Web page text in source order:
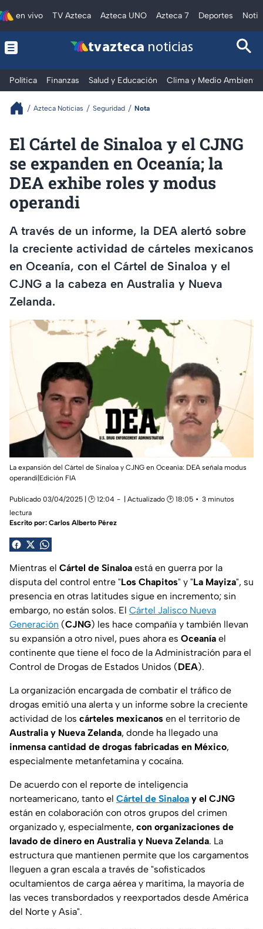
en vivo TV Azteca Azteca UNO Azteca 7 Deportes
tv azteca noticias
Política Finanzas Salud y Educación Clima y Medio Ambiente
Azteca Noticias Seguridad Nota
El Cártel de Sinaloa y el CJNG
se expanden en Oceanía; la
DEA exhibe roles y modus
operandi
A través de un informe, la DEA alertó sobre
la creciente actividad de cárteles mexicanos
en Oceanía, con el Cártel de Sinaloa y el
CJNG a la cabeza en Australia y Nueva
Zelanda.
La expansión del Cártel de Sinaloa y CJNG en Oceanía: DEA señala modus
operandi| Edición FIA
Publicado 03/04/2025 | 🕑 12:04 | Actualizado 🕑 18:05
3 minutos
lectura
Escrito por: Carlos Alberto Pérez
Mientras el Cártel de Sinaloa está en guerra por la
disputa del control entre "Los Chapitos" y "La Mayiza", su
presencia en otras latitudes sigue en incremento; sin
embargo, no están solos. El Cártel Jalisco Nueva
Generación (CJNG) les hace compañía y también llevan
su expansión a otro nivel, pues ahora es Oceanía el
continente que tiene el foco de la Administración para el
Control de Drogas de Estados Unidos (DEA).
La organización encargada de combatir el tráfico de
drogas emitió una alerta y un informe sobre la creciente
actividad de los cárteles mexicanos en el territorio de
Australia y Nueva Zelanda, donde ha llegado una
inmensa cantidad de drogas fabricadas en México,
especialmente metanfetamina y cocaína.
De acuerdo con el reporte de inteligencia
norteamericano, tanto el Cártel de Sinaloa y el CJNG
están en colaboración con otros grupos del crimen
organizado y, especialmente, con organizaciones de
lavado de dinero en Australia y Nueva Zelanda. La
estructura que mantienen permite que los cargamentos
lleguen a gran escala a través de "sofisticados
ocultamientos de carga aérea y marítima, la mayoría de
las veces transbordados y reexportados desde América
del Norte y Asia".